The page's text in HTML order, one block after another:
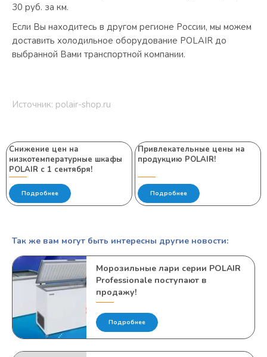
30 руб. за км.
Если Вы находитесь в другом регионе России, мы можем
доставить холодильное оборудование POLAIR до
выбранной Вами транспортной компании.
Источник: polair-shop.ru
Снижение цен на
низкотемпературные шкафы
POLAIR с 1 сентября!
Подробнее
Привлекательные цены на
продукцию POLAIR!
Подробнее
Так же вам могут быть интересны другие новости:
Морозильные лари серии POLAIR
Professionale поступают в
продажу!
Подробнее